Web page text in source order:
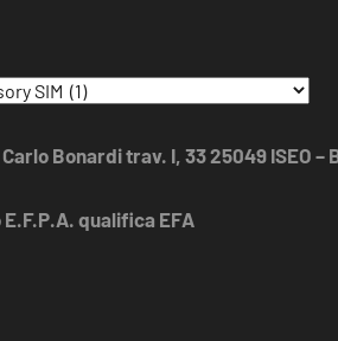
Bonardi trav. I, 33 25049 ISEO –
qualifica EFA